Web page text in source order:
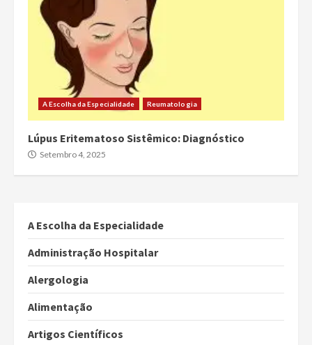
A Escolha da Especialidade Reumatologia
Lúpus Eritematoso Sistêmico: Diagnóstico
Setembro 4, 2025
A Escolha da Especialidade
Administração Hospitalar
Alergologia
Alimentação
Artigos Científicos